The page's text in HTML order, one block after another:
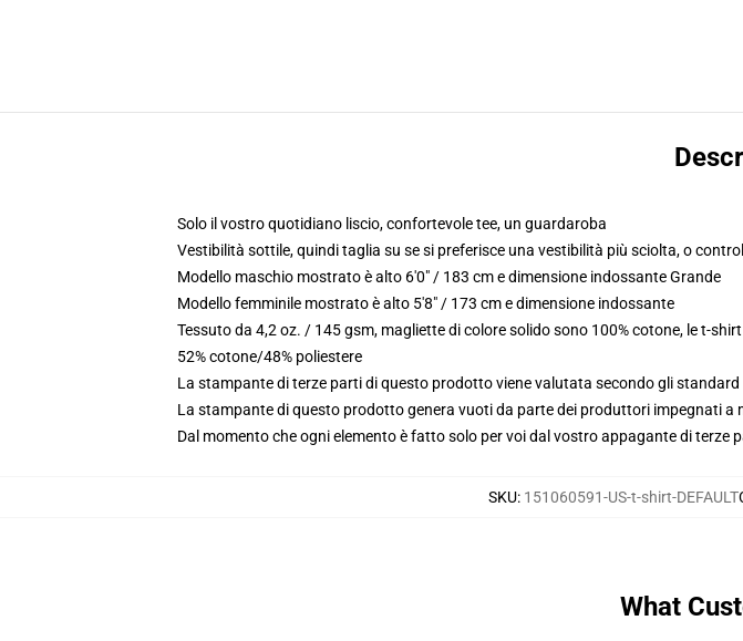
Solo il vostro quotidiano liscio, confortevole tee, un guardaroba
Vestibilità sottile, quindi taglia su se si preferisce una vestibilità più sciolta, o
Modello maschio mostrato è alto 6'0" / 183 cm e dimensione indossante Grande
Modello femminile mostrato è alto 5'8" / 173 cm e dimensione indossante
Tessuto da 4,2 oz. / 145 gsm, magliette di colore solido sono 100% cotone, le t-
52% cotone/48% poliestere
La stampante di terze parti di questo prodotto viene valutata secondo gli
La stampante di questo prodotto genera vuoti da parte dei produttori impegnati
Dal momento che ogni elemento è fatto solo per voi dal vostro appagante di terze
SKU: 151060591-US-t-shirt-DEFAULT
What